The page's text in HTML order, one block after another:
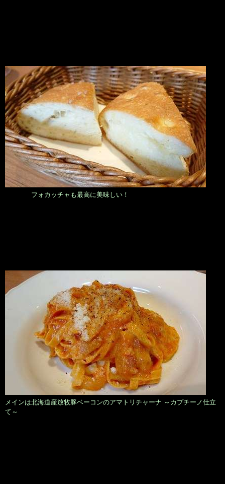
フォカッチャも最高に美味しい！
メインは北海道産放牧豚ベーコンのアマトリチャーナ ～カプチーノ仕立
て～